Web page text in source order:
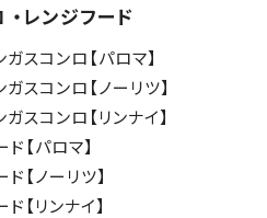
レンジフード
ガスコンロ【パロマ】
ガスコンロ【ノーリツ】
スコンロ【リンナイ】
【パロマ】
【ノーリツ】
【リンナイ】